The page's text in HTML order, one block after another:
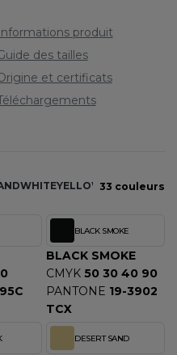
produit
des tailles
et certificats
WHITEYELLOW33 couleurs
BLACK SMOKE
BLACK SMOKE
CMYK 50 30 40 90
PANTONE 19-3902
TCX
DESERT SAND